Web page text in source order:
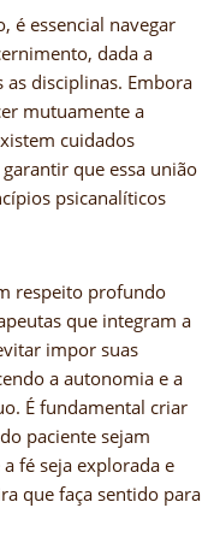
é essencial navegar
dada a
disciplinas. Embora
mutuamente a
cuidados
que essa união
psicanalíticos
respeito profundo
que integram a
impor suas
a autonomia e a
É fundamental criar
paciente sejam
fé seja explorada e
que faça sentido para